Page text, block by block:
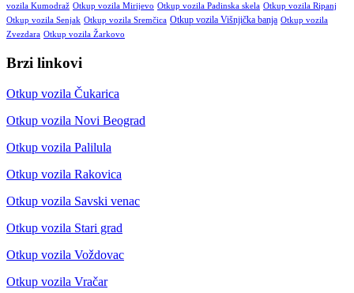
vozila Kumodraž Otkup vozila Mirijevo Otkup vozila Padinska skela Otkup vozila Ripanj
Otkup vozila Senjak Otkup vozila Sremčica Otkup vozila Višnjička banja Otkup vozila
Zvezdara Otkup vozila Žarkovo
Brzi linkovi
Otkup vozila Čukarica
Otkup vozila Novi Beograd
Otkup vozila Palilula
Otkup vozila Rakovica
Otkup vozila Savski venac
Otkup vozila Stari grad
Otkup vozila Voždovac
Otkup vozila Vračar